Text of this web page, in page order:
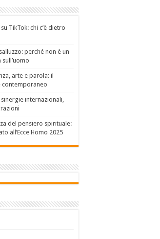
TikTok: chi c’è dietro
perché non è un
arte e parola: il
internazionali,
del pensiero spirituale:
all’Ecce Homo 2025